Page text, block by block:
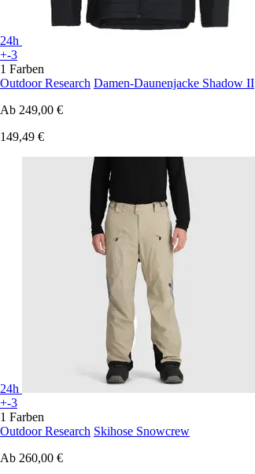
24h
+-3
1 Farben
Outdoor Research Damen-Daunenjacke Shadow II
Ab 249,00 €
149,49 €
24h
+-3
1 Farben
Outdoor Research Skihose Snowcrew
Ab 260,00 €